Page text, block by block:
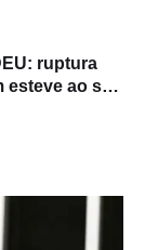
ruptura
ao seu